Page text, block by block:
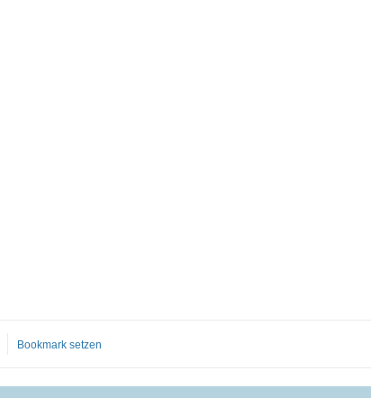
Bookmark setzen